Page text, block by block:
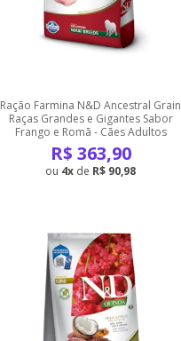
Ração Farmina N&D Ancestral Grain
Raças Grandes e Gigantes Sabor
Frango e Romã - Cães Adultos
R$ 363,90
4 de R$ 90,98